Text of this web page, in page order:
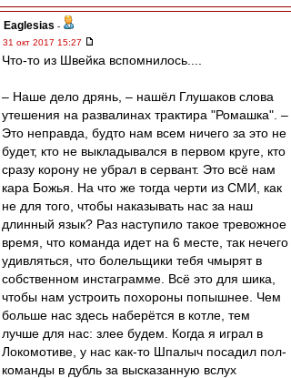
Eaglesias -
31 окт 2017 15:27
Что-то из Швейка вспомнилось....
– Наше дело дрянь, – нашёл Глушаков слова
утешения на развалинах трактира "Ромашка". –
Это неправда, будто нам всем ничего за это не
будет, кто не выкладывался в первом круге, кто
сразу корону не убрал в сервант. Это всё нам
кара Божья. На что же тогда черти из СМИ, как
не для того, чтобы наказывать нас за наш
длинный язык? Раз наступило такое тревожное
время, что команда идет на 6 месте, так нечего
удивляться, что болельщики тебя чмырят в
собственном инстаграмме. Всё это для шика,
чтобы нам устроить похороны попышнее. Чем
больше нас здесь наберётся в котле, тем
лучше для нас: злее будем. Когда я играл в
Локомотиве, у нас как-то Шпалыч посадил пол-
команды в дубль за высказанную вслух